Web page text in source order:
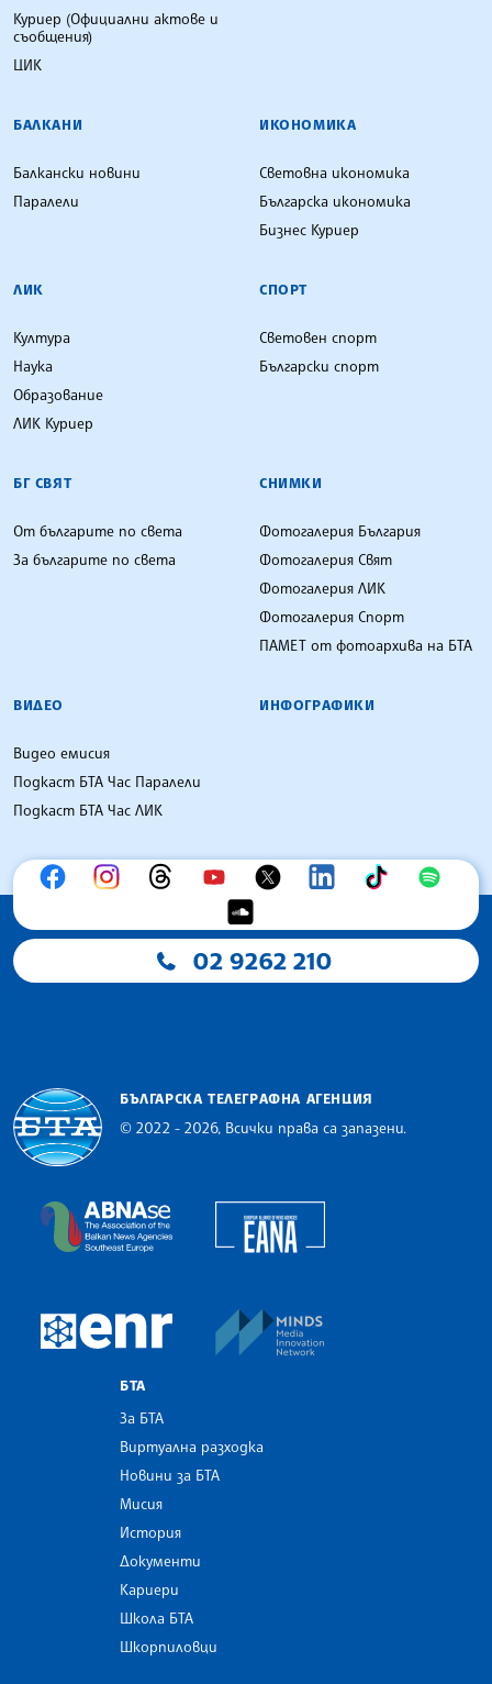
Куриер (Официални актове и
съобщения)
ЦИК
БАЛКАНИ
Балкански новини
Паралели
ИКОНОМИКА
Световна икономика
Българска икономика
Бизнес Куриер
ЛИК
Култура
Наука
Образование
ЛИК Куриер
СПОРТ
Световен спорт
Български спорт
БГ СВЯТ
От българите по света
За българите по света
СНИМКИ
Фотогалерия България
Фотогалерия Свят
Фотогалерия ЛИК
Фотогалерия Спорт
ПАМЕТ от фотоархива на БТА
ВИДЕО
Видео емисия
Подкаст БТА Час Паралели
Подкаст БТА Час ЛИК
ИНФОГРАФИКИ
02 9262 210
БЪЛГАРСКА ТЕЛЕГРАФНА АГЕНЦИЯ
© 2022 - 2026, Всички права са запазени.
The Assocoation of the Balkan News Agencies
European Newsroom
БТА
За БТА
Виртуална разходка
Новини за БТА
Мисия
История
Документи
Кариери
Школа БТА
Шкорпиловци